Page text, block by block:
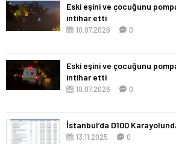
Eski eşini ve çocuğunu
intihar etti
10.07.2026 0
Eski eşini ve çocuğunu
intihar etti
10.07.2026 0
İstanbul’da D100
13.11.2025 0